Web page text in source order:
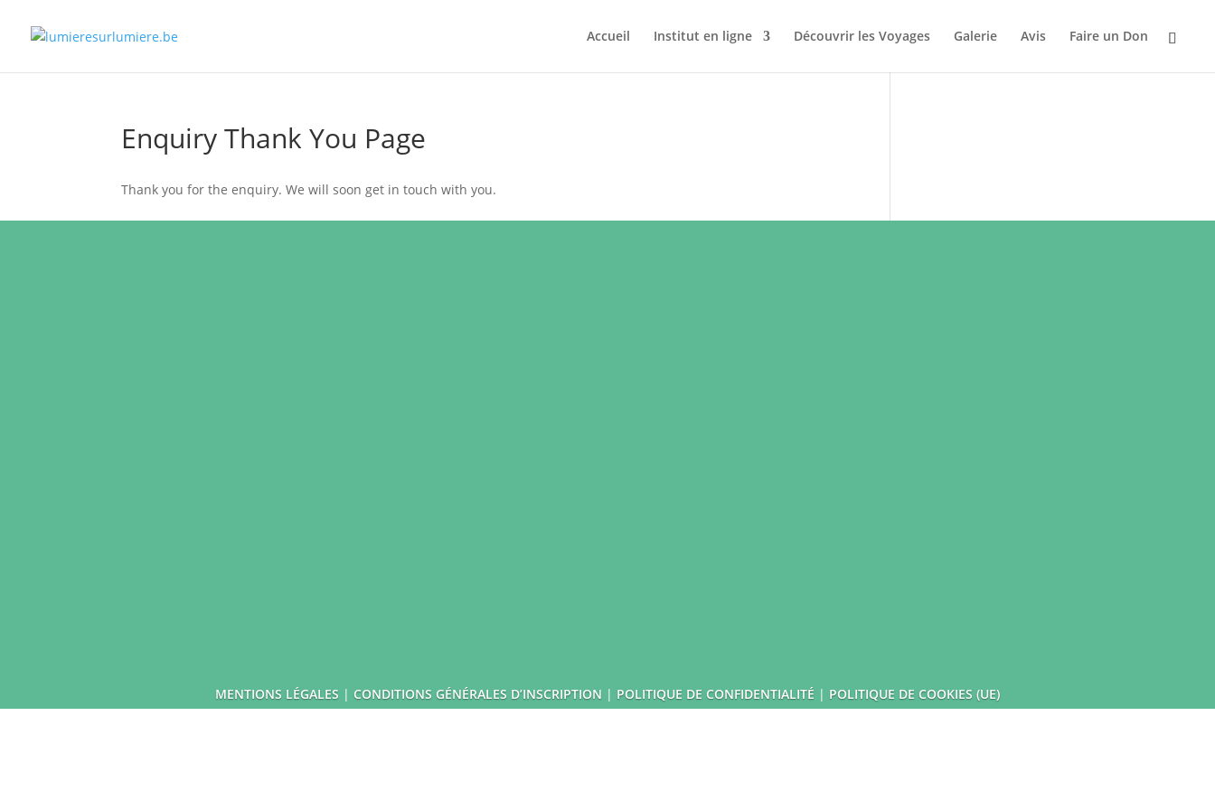
Accueil Institut en ligne Découvrir les Voyages Galerie Avis Faire un Don
Enquiry Thank You Page
Thank you for the enquiry. We will soon get in touch with you.
MENTIONS LÉGALES | CONDITIONS GÉNÉRALES D’INSCRIPTION | POLITIQUE DE CONFIDENTIALITÉ | POLITIQUE DE COOKIES (UE)